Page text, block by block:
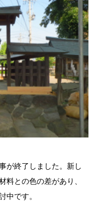
が終了しました。新し
料との色の差があり、
中です。